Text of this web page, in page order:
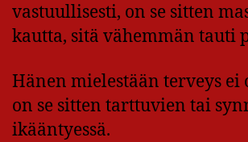
vastuullisesti, on se sitten
kautta, sitä vähemmän tauti
Hänen mielestään terveys
on se sitten tarttuvien tai
ikääntyessä.